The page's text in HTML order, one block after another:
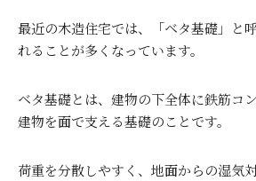
最近の木造住宅では、「ベタ基礎」と
れることが多くなっています。
ベタ基礎とは、建物の下全体に鉄筋コ
建物を面で支える基礎のことです。
荷重を分散しやすく、地面からの湿気